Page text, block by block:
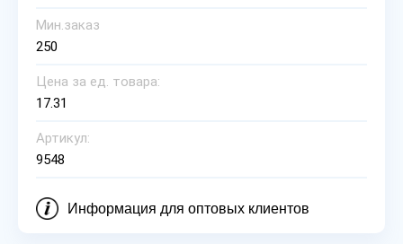
Мин.заказ
250
Цена за ед. товара:
17.31
Артикул:
9548
Информация для оптовых клиентов